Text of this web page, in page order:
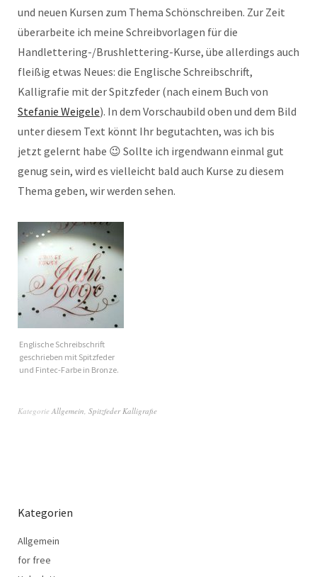
und neuen Kursen zum Thema Schönschreiben. Zur Zeit
überarbeite ich meine Schreibvorlagen für die
Handlettering-/Brushlettering-Kurse, übe allerdings auch
fleißig etwas Neues: die Englische Schreibschrift,
Kalligrafie mit der Spitzfeder (nach einem Buch von
Stefanie Weigele). In dem Vorschaubild oben und dem Bild
unter diesem Text könnt Ihr begutachten, was ich bis
jetzt gelernt habe 😉 Sollte ich irgendwann einmal gut
genug sein, wird es vielleicht bald auch Kurse zu diesem
Thema geben, wir werden sehen.
Englische Schreibschrift
geschrieben mit Spitzfeder
und Fintec-Farbe in Bronze.
Kategorie Allgemein Spitzfeder Kalligrafie
Kategorien
Allgemein
for free